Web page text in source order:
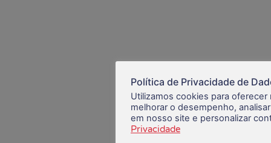
Política de Privacidade de
Utilizamos cookies para
melhorar o desempenho,
em nosso site e personalizar
Privacidade